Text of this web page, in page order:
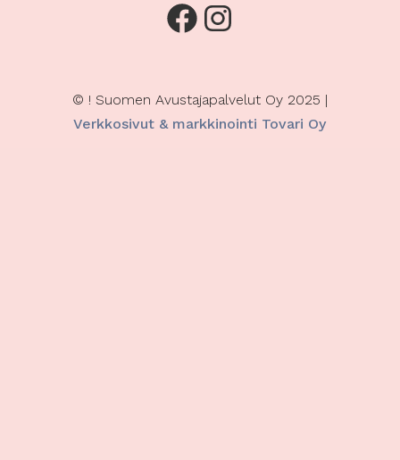
Facebook Instagram
© ! Suomen Avustajapalvelut Oy 2025 |
Verkkosivut & markkinointi Tovari Oy